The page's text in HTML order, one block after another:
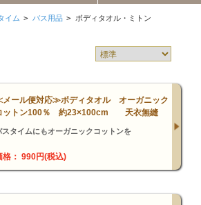
イム > バス用品 > ボディタオル・ミトン
ール便対応≫ボディタオル オーガニック
ットン100％ 約23×100cm 天衣無縫
スタイムにもオーガニックコットンを
格： 990円(税込)